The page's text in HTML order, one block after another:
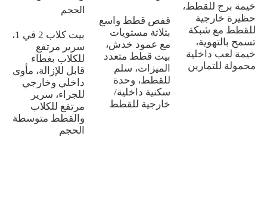
خيمة برج للقطط،
حظيرة خارجية
للقطط مع شبكة
تسمح بالتهوية،
خيمة لعب داخلية
محمولة للتمارين
قفص قطط واسع
بثلاثة مستويات
مع عمود خدش،
بيت قطط متعدد
الميزات، سلم
للقطط، وحدة
سكنية داخلية/
خارجية للقطط
بيت كلاب 2 في 1،
سرير مرتفع
للكلاب بغطاء
قابل للإزالة، مأوى
داخلي وخارجي
للجراء، سرير
مرتفع للكلاب
والقطط متوسطة
الحجم